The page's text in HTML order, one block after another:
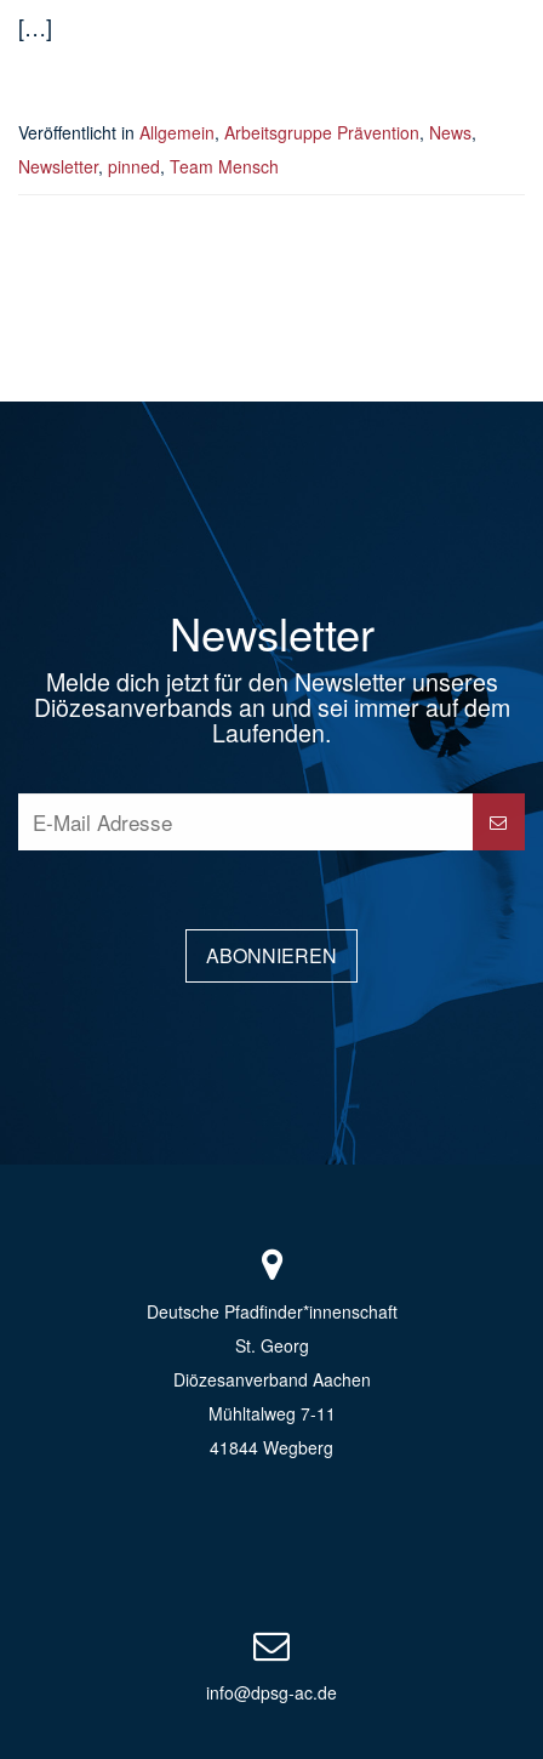
[…]
Veröffentlicht in Allgemein, Arbeitsgruppe Prävention, News,
Newsletter, pinned, Team Mensch
Newsletter
Melde dich jetzt für den Newsletter unseres
Diözesanverbands an und sei immer auf dem
Laufenden.
ABONNIEREN
Deutsche Pfadfinder*innenschaft
St. Georg
Diözesanverband Aachen
Mühltalweg 7-11
41844 Wegberg
info@dpsg-ac.de